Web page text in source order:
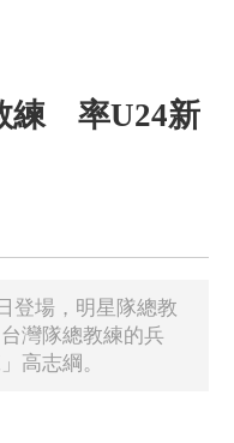
練 率U24新
登場，明星隊總教
灣隊總教練的兵
高志綱。